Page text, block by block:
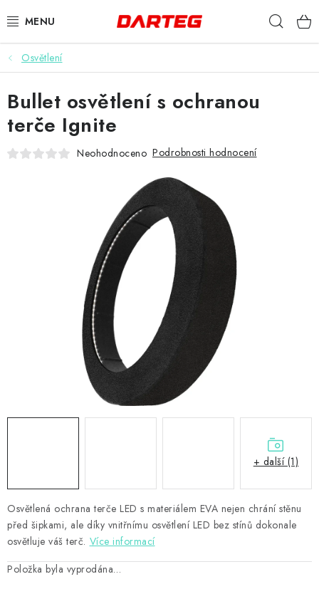
na
ŠIPKY
TERČE
DOPLŇKY K TERČI
PŘÍSLUŠENSTVÍ
Kontakty Hodnocení obchodu
Osvětlení
Osvětlená ochrana terče LED s materiálem EVA nejen chrání stěnu
před šipkami, ale díky vnitřnímu osvětlení LED bez stínů dokonale
osvětluje váš terč. Více informací
Položka byla vyprodána…
Bullet osvětlení s ochranou
terče Ignite
Neohodnoceno Podrobnosti hodnocení
+ další (1)